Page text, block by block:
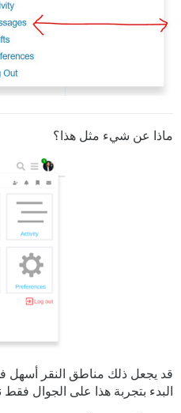
ماذا عن شيء مثل هذا؟
قد يجعل ذلك مناطق النقر أسهل
البدء بتجربة هذا على الجوال